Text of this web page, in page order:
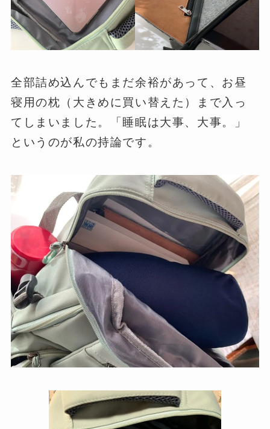
全部詰め込んでもまだ余裕があって、お昼
寝用の枕（大きめに買い替えた）まで入っ
てしまいました。「睡眠は大事、大事。」
というのが私の持論です。